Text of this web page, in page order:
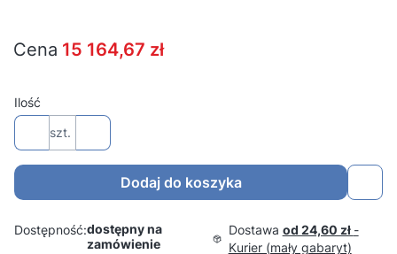
Cena 15 164,67 zł
Ilość
szt.
Dodaj do koszyka
Dostępność:dostępny na
zamówienie
Dostawa od 24,60 zł -
Kurier (mały gabaryt)